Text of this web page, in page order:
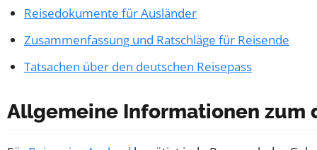
Reisedokumente für Ausländer
Zusammenfassung und Ratschläge für Reisende
Tatsachen über den deutschen Reisepass
Allgemeine Informationen zum